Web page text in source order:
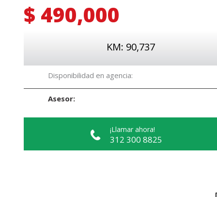
$ 490,000
KM: 90,737
Disponibilidad en agencia:
Asesor:
¡Llamar ahora!
312 300 8825